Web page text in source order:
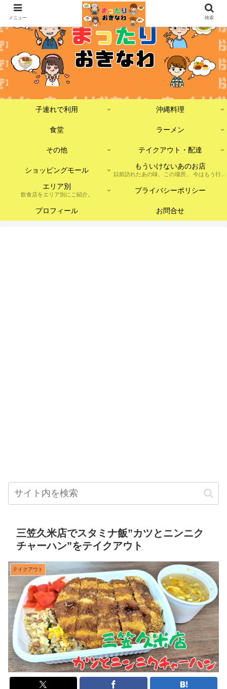
子連れで利用 沖縄料理
食堂 ラーメン
その他 テイクアウト・配達
ショッピングモール もういけないあのお店
以前訪れたあの味、この場所。 今はもう行けないけれど、記憶に残しておきたいお店たちをまとめました。 ※現在は閉店・移転・店舗形態の変更などがあった場合を含みます。
エリア別
飲食店をエリア別にご紹介。 プライバシーポリシー
プロフィール お問合せ
三笠久米店でスタミナ飯”カツとニンニク
チャーハン”をテイクアウト
テイクアウト
メニュー 検索